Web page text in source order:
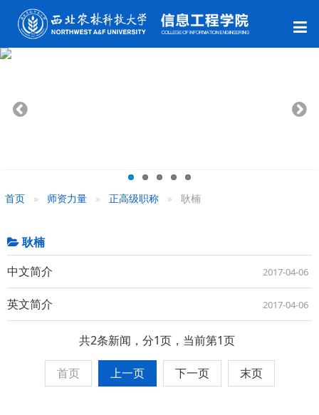
首页 师资力量 正高级职称 耿楠
耿楠
中文简介
2017-04-06
英文简介 2017-04-06
共2条新闻，分1页，当前第1页
首页 上一页 下一页 末页